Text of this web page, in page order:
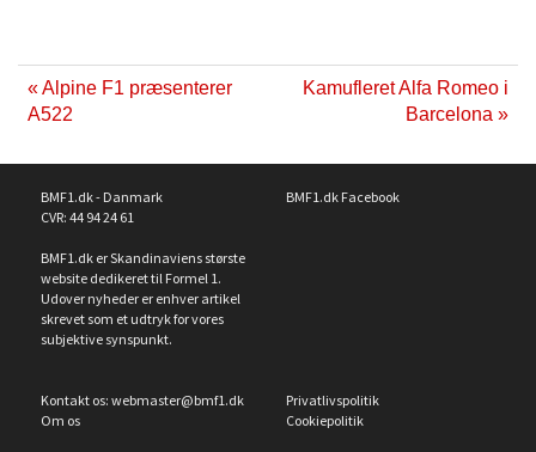
« Alpine F1 præsenterer
A522
Kamufleret Alfa Romeo i
Barcelona »
BMF1.dk - Danmark
CVR: 44 94 24 61
BMF1.dk er Skandinaviens største
website dedikeret til Formel 1.
Udover nyheder er enhver artikel
skrevet som et udtryk for vores
subjektive synspunkt.
BMF1.dk Facebook
Kontakt os: webmaster@bmf1.dk
Om os
Privatlivspolitik
Cookiepolitik